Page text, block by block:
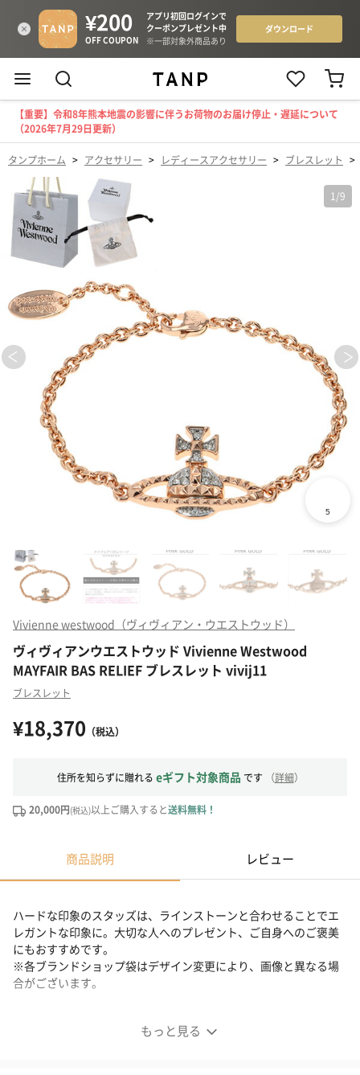
【重要】令和8年熊本地震の影響に伴うお荷物のお届け停止・遅延について
（2026年7月29日更新）
タンプホーム > アクセサリー > レディースアクセサリー > ブレスレット >
1 /9
Vivienne westwood（ヴィヴィアン・ウエストウッド）
ヴィヴィアンウエストウッド Vivienne Westwood
MAYFAIR BAS RELIEF ブレスレット vivij11
ブレスレット
¥18,370 （税込）
住所を知らずに贈れる eギフト対象商品 です （詳細）
20,000円(税込)以上ご購入すると送料無料！
商品説明 レビュー
もっと見る
ハードな印象のスタッズは、ラインストーンと合わせることでエ
レガントな印象に。大切な人へのプレゼント、ご自身へのご褒美
にもおすすめです。
※各ブランドショップ袋はデザイン変更により、画像と異なる場
合がございます。